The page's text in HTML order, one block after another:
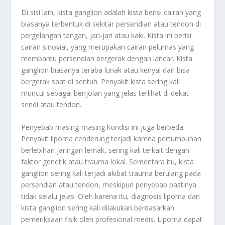
Di sisi lain, kista ganglion adalah kista berisi cairan yang
biasanya terbentuk di sekitar persendian atau tendon di
pergelangan tangan, jari-jari atau kaki. Kista ini berisi
cairan sinovial, yang merupakan cairan pelumas yang
membantu persendian bergerak dengan lancar. Kista
ganglion biasanya teraba lunak atau kenyal dan bisa
bergerak saat di sentuh. Penyakit kista sering kali
muncul sebagai benjolan yang jelas terlihat di dekat
sendi atau tendon.
Penyebab masing-masing kondisi ini juga berbeda.
Penyakit lipoma cenderung terjadi karena pertumbuhan
berlebihan jaringan lemak, sering kali terkait dengan
faktor genetik atau trauma lokal. Sementara itu, kista
ganglion sering kali terjadi akibat trauma berulang pada
persendian atau tendon, meskipun penyebab pastinya
tidak selalu jelas. Oleh karena itu, diagnosis lipoma dan
kista ganglion sering kali dilakukan berdasarkan
pemeriksaan fisik oleh profesional medis. Lipoma dapat